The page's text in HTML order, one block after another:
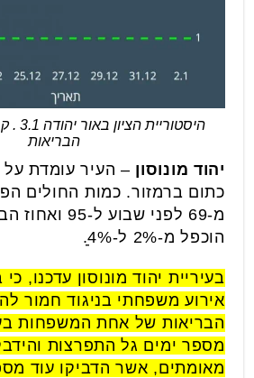
הבריאות
יהוד מונוסון
כתום ברמזור. כמות החולים
מ-69 לפני שבוע
הוכפל מ-2% ל-4ֵֵֵ%.
בעיריית יהוד מונוסון עדכנו,
אירוע משפחתי בניגוד חמור
הבריאות של אחת המשפחות
מספר ימים גל התפרצות
מאומתים, אשר הדביקו עוד